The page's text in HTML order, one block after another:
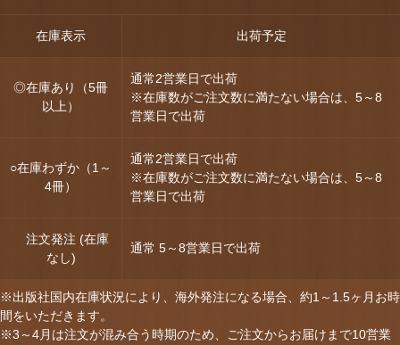
在庫表示 出荷予定
◎在庫あり（5冊
以上）
通常2営業日で出荷
※在庫数がご注文数に満たない場合は、5～8
営業日で出荷
○在庫わずか（1～
4冊）
通常2営業日で出荷
※在庫数がご注文数に満たない場合は、5～8
営業日で出荷
注文発注 (在庫
なし)
通常 5～8営業日で出荷
※出版社国内在庫状況により、海外発注になる場合、約1～1.5ヶ月お時
間をいただきます。
※3～4月は注文が混み合う時期のため、ご注文からお届けまで10営業